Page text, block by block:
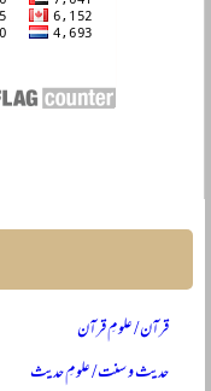
قرآن / علومِ قرآن
حدیث و سنت / علومِ حدیث